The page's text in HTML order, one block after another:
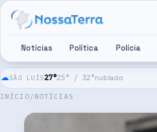
Pular para o conteúdo
Notícias Política Polícia
☁SÃO LUÍS27°25 ° /32°nublado
INÍCIO / NOTÍCIAS